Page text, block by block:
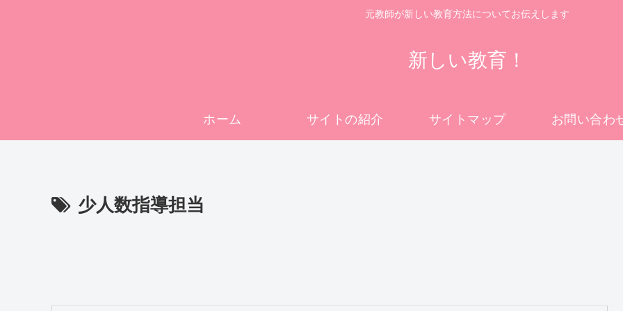
元教師が新しい教育方法についてお伝えします
新しい教育！
ホーム サイトの紹介 サイトマップ お問い合わ
少人数指導担当